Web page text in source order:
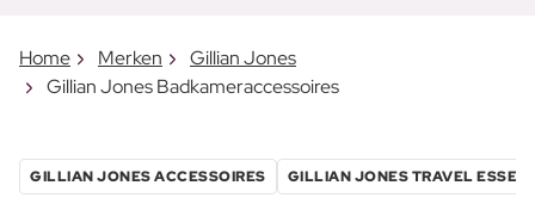
Home Merken
Gillian Jones
Gillian Jones Badkameraccessoires
GILLIAN JONES ACCESSOIRES GILLIAN JONES TRAVEL